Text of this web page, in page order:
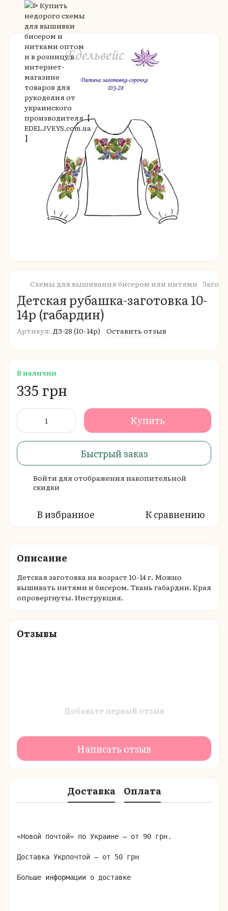
Схемы для вышивания бисером или нитями
Детская рубашка-заготовка 10-
14р (габардин)
Артикул: ДЗ-28 (10-14р) Оставить отзыв
В наличии
335 грн
Купить
Быстрый заказ
Войти для отображения накопительной
скидки
В избранное К сравнению
Описание
Детская заготовка на возраст 10-14 г. Можно
вышивать нитями и бисером. Ткань габардин. Края
опровергнуты. Инструкция.
Отзывы
Добавьте первый отзыв
Написать отзыв
Доставка Оплата
«Новой почтой» по Украине – от 90 грн.
Доставка Укрпочтой – от 50 грн
Больше информации о доставке